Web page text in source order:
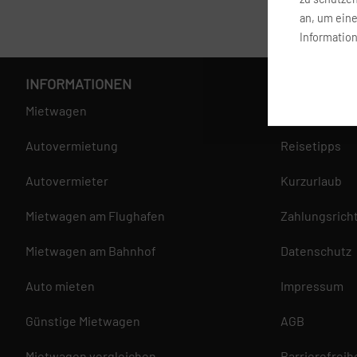
an, um
INFORMATIONEN
Mietwagen
Autovermietung
Autovermieter
Mietwagen am Flughafen
Mietwagen am Bahnhof
Auto mieten
Günstige Mietwagen
Reisetipps
Kurzurlaub
Datenschutz
Impressum
AGB